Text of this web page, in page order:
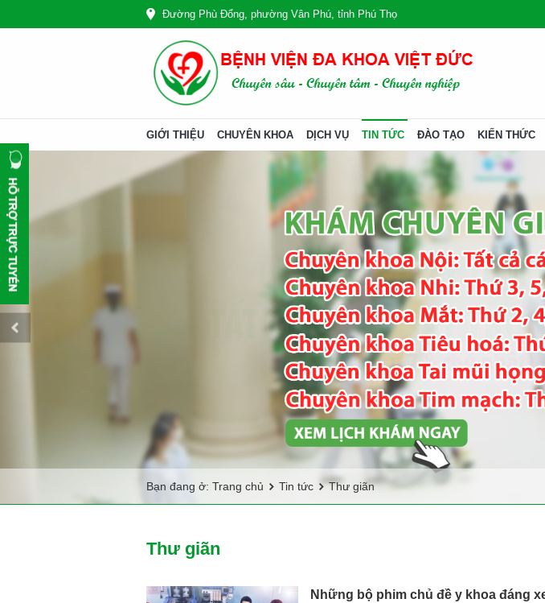
Đường Phù Đổng, phường Vân Phú, tỉnh Phú Thọ
GIỚI THIỆU CHUYÊN KHOA DỊCH VỤ TIN TỨC ĐÀO TẠO KIẾN THỨC
Bạn đang ở: Trang chủ Tin tức Thư giãn
Thư giãn
Những bộ phim chủ đề y khoa đáng